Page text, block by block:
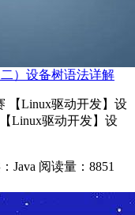
）设备树语法详解
【Linux驱动开发】设
Linux驱动开发】设
Java 阅读量：8851